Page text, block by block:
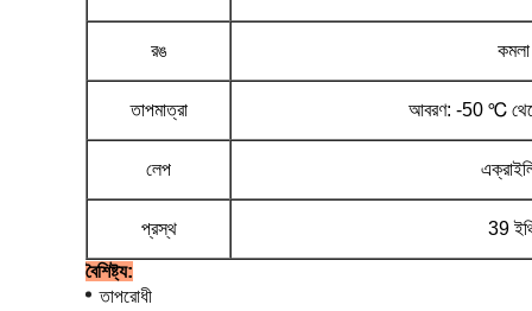
রঙ কমলা
তাপমাত্রা আবরণ: -50 ℃
লেপ
প্রস্থ 39
বৈশিষ্ট্য:
তাপরোধী